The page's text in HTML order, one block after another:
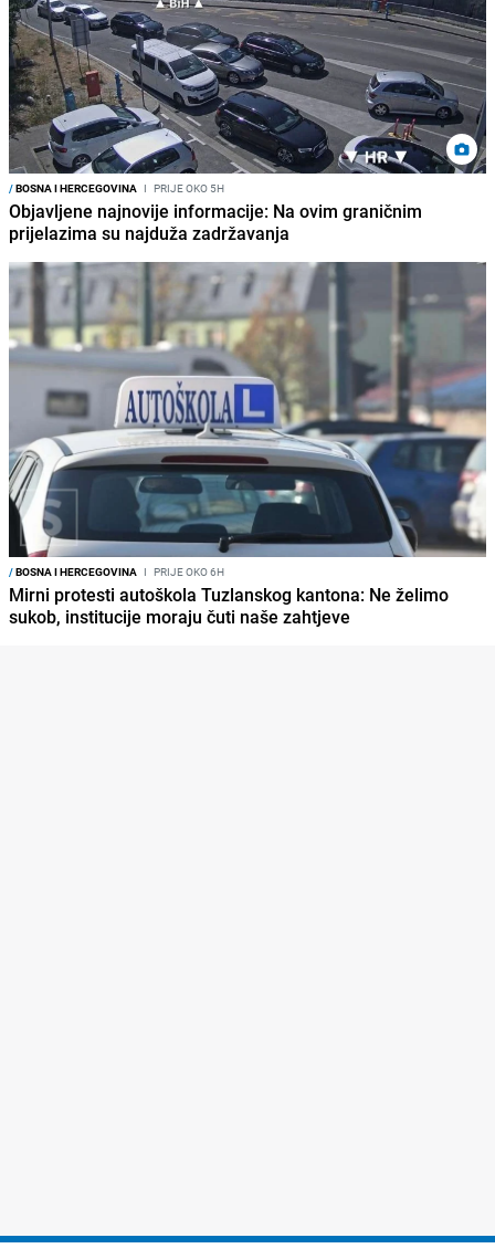
/BOSNA I HERCEGOVINA I PRIJE OKO 5H
Objavljene najnovije informacije: Na ovim graničnim
prijelazima su najduža zadržavanja
/BOSNA I HERCEGOVINA I PRIJE OKO 6H
Mirni protesti autoškola Tuzlanskog kantona: Ne želimo
sukob, institucije moraju čuti naše zahtjeve